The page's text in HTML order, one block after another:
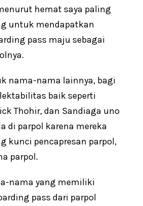
hemat saya paling
untuk mendapatkan
pass maju sebagai
nama-nama lainnya, bagi
baik seperti
Thohir, dan Sandiaga uno
di parpol karena mereka
kunci pencapresan parpol,
parpol.
nama yang memiliki
pass dari parpol